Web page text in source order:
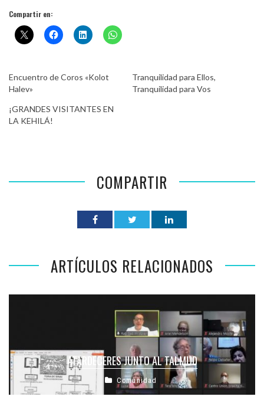
Compartir en:
Encuentro de Coros «Kolot
Halev»
Tranquilidad para Ellos,
Tranquilidad para Vos
¡GRANDES VISITANTES EN
LA KEHILÁ!
COMPARTIR
ARTÍCULOS RELACIONADOS
ATARDECERES JUNTO AL TALMUD
Comunidad